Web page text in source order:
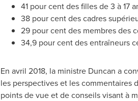
41 pour cent des filles de 3 à 17
38 pour cent des cadres
29 pour cent des membres des
34,9 pour cent des entraîneurs
En avril 2018, la ministre Duncan a
les perspectives et les commentaires
points de vue et de conseils visant à